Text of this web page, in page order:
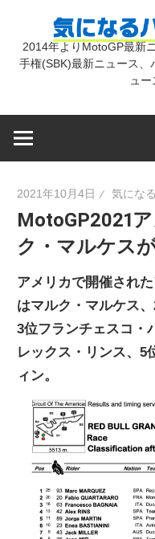
2014年よりMotoGP最新
手権(SBK)最新ニュース、
ュー
2021年10月4日 気にな
MotoGP2021
ク・マルケス
アメリカで開催され
はマルク・マルケス
3位フランチェスコ・
レックス・リンス、5
ィン。